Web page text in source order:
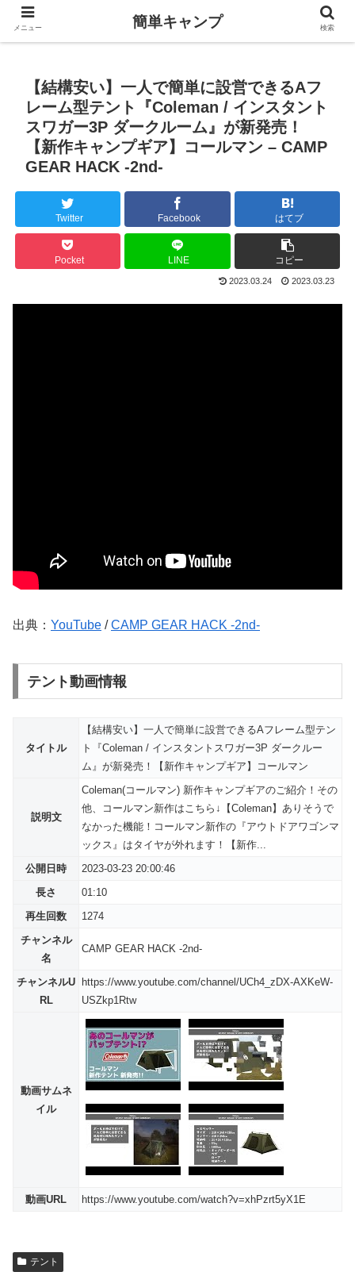
【結構安い】一人で簡単に設営できるAフ
レーム型テント『Coleman / インスタント
スワガー3P ダークルーム』が新発売！
【新作キャンプギア】コールマン – CAMP
GEAR HACK -2nd-
Twitter Facebook はてブ
Pocket LINE コピー
2023.03.24 2023.03.23
出典： YouTube /CAMP GEAR HACK -2nd-
テント動画情報
タイトル
【結構安い】一人で簡単に設営できるAフレーム型テン
ト『Coleman / インスタントスワガー3P ダークルー
ム』が新発売！【新作キャンプギア】コールマン
説明文
Coleman(コールマン) 新作キャンプギアのご紹介！その
他、コールマン新作はこちら↓【Coleman】ありそうで
なかった機能！コールマン新作の『アウトドアワゴンマ
ックス』はタイヤが外れます！【新作...
公開日時
2023-03-23 20:00:46
長さ
01:10
再生回数
1274
チャンネル
名
CAMP GEAR HACK -2nd-
チャンネルU
RL
https://www.youtube.com/channel/UCh4_zDX-AXKeW-
USZkp1Rtw
動画サムネ
イル
動画URL https://www.youtube.com/watch?v=xhPzrt5yX1E
テント
メニュー 簡単キャンプ 検索